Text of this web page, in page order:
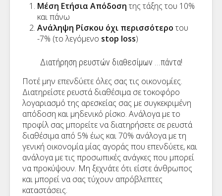
Μέση Ετήσια Απόδοσητης τάξης του 10%
και πάνω
Ανάληψη Ρίσκου όχι περισσότεροτου
-7% (το λεγόμενο stop loss)
Διατήρηση ρευστών διαθεσίμων ...πάντα!
Ποτέ μην επενδύετε όλες σας τις οικονομίες.
Διατηρείστε ρευστά διαθέσιμα σε τοκοφόρο
λογαριασμό της αρεσκείας σας με συγκεκριμένη
απόδοση και μηδενικό ρίσκο. Ανάλογα με το
προφίλ σας μπορείτε να διατηρήσετε σε ρευστά
διαθέσιμα από 5% έως και 70% ανάλογα με τη
γενική οικονομία μίας αγοράς που επενδύετε, και
ανάλογα με τις προσωπικές ανάγκες που μπορεί
να προκύψουν. Μη ξεχνάτε ότι είστε άνθρωπος
και μπορεί να σας τύχουν απρόβλεπτες
καταστάσεις.